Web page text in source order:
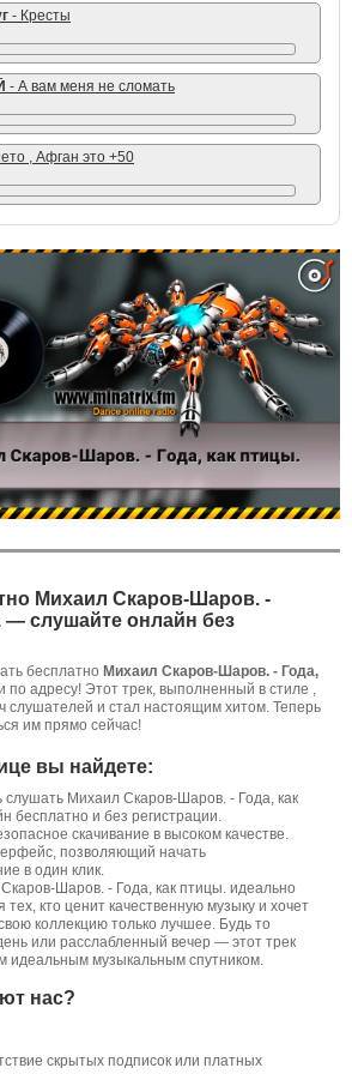
- Кресты
- А вам меня не сломать
, Афган это +50
Михаил Скаров-Шаров. -
— слушайте онлайн без
бесплатно Михаил Скаров-Шаров. - Года,
адресу! Этот трек, выполненный в стиле ,
слушателей и стал настоящим хитом. Теперь
им прямо сейчас!
вы найдете:
слушать Михаил Скаров-Шаров. - Года, как
бесплатно и без регистрации.
скачивание в высоком качестве.
позволяющий начать
в один клик.
Шаров. - Года, как птицы. идеально
тех, кто ценит качественную музыку и хочет
коллекцию только лучшее. Будь то
или расслабленный вечер — этот трек
идеальным музыкальным спутником.
нас?
скрытых подписок или платных